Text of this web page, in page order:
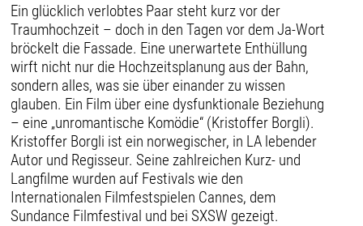
Ein glücklich verlobtes Paar steht kurz vor der
Traumhochzeit – doch in den Tagen vor dem Ja-Wort
bröckelt die Fassade. Eine unerwartete Enthüllung
wirft nicht nur die Hochzeitsplanung aus der Bahn,
sondern alles, was sie über einander zu wissen
glauben. Ein Film über eine dysfunktionale Beziehung
– eine „unromantische Komödie“ (Kristoffer Borgli).
Kristoffer Borgli ist ein norwegischer, in LA lebender
Autor und Regisseur. Seine zahlreichen Kurz- und
Langfilme wurden auf Festivals wie den
Internationalen Filmfestspielen Cannes, dem
Sundance Filmfestival und bei SXSW gezeigt.